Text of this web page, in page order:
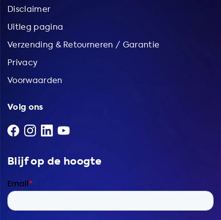
Disclaimer
Uitleg pagina
Verzending & Retourneren / Garantie
Privacy
Voorwaarden
Volg ons
Blijf op de hoogte